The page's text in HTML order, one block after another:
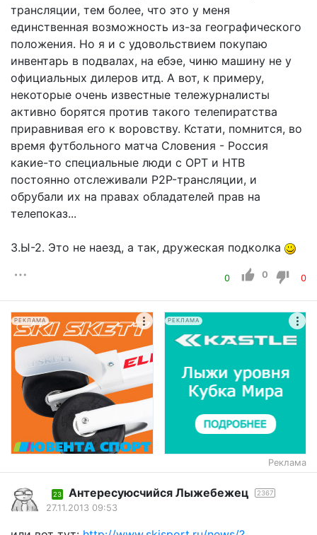
трансляции, тем более, что это у меня
единственная возможность из-за географического
положения. Но я и с удовольствием покупаю
инвентарь в подвалах, на ебэе, чиню машину не у
официальных дилеров итд. А вот, к примеру,
некоторые очень известные тележурналисты
активно борятся против такого телепиратства
приравнивая его к воровству. Кстати, помнится, во
время футбольного матча Словения - Россия
какие-то специальные люди с ОРТ и НТВ
постоянно отслеживали P2P-трансляции, и
обрубали их на правах обладателей прав на
телепоказ...
З.Ы-2. Это не наезд, а так, дружеская подколка
0 0 0
РЕКЛАМА РЕКЛАМА
Реклама
23 Aнтересуюсчийся Лыжебежeц 2367
27.11.2013 09:53